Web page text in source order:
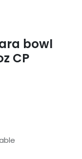
bowl
CP